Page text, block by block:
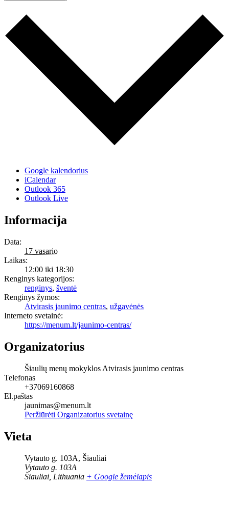
Google kalendorius
iCalendar
Outlook 365
Outlook Live
Informacija
Data:
17 vasario
Laikas:
12:00 iki 18:30
Renginys kategorijos:
renginys, šventė
Renginys žymos:
Atvirasis jaunimo centras, užgavėnės
Interneto svetainė:
https://menum.lt/jaunimo-centras/
Organizatorius
Šiaulių menų mokyklos Atvirasis jaunimo centras
Telefonas
+37069160868
El.paštas
jaunimas@menum.lt
Peržiūrėti Organizatorius svetainę
Vieta
Vytauto g. 103A, Šiauliai
Vytauto g. 103A
Šiauliai Lithuania + Google žemėlapis